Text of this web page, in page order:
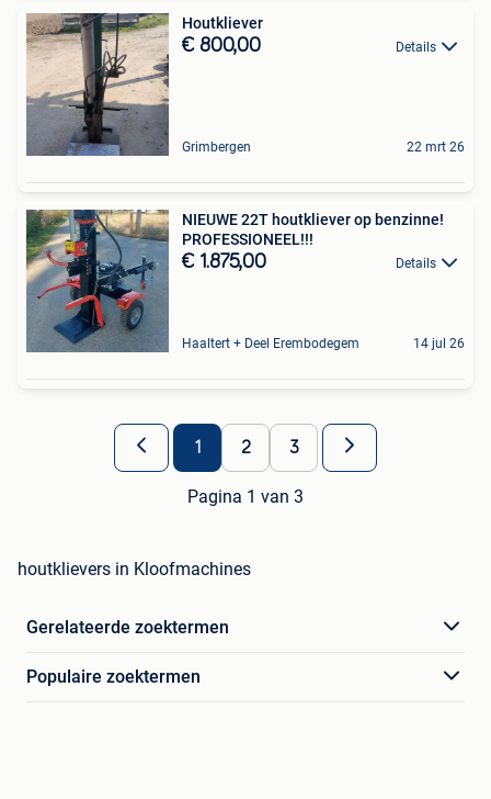
Houtkliever
€ 800,00 Details
Grimbergen 22 mrt 26
NIEUWE 22T houtkliever op benzinne!
PROFESSIONEEL!!!
€ 1.875,00 Details
Haaltert + Deel Erembodegem 14 jul 26
1 2 3
Pagina 1 van 3
houtklievers in Kloofmachines
Gerelateerde zoektermen
Populaire zoektermen